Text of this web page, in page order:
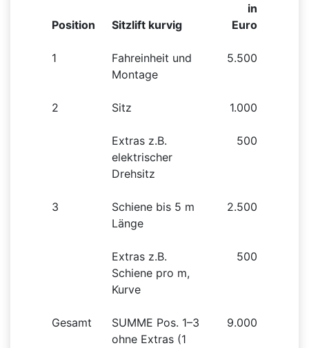
Position Sitzlift kurvig
in
Euro
1
Fahreinheit und
Montage
5.500
2 Sitz 1.000
Extras z.B.
elektrischer
Drehsitz
500
3
Schiene bis 5 m
Länge
2.500
Extras z.B.
Schiene pro m,
Kurve
500
Gesamt
SUMME Pos. 1–3
ohne Extras (1
9.000